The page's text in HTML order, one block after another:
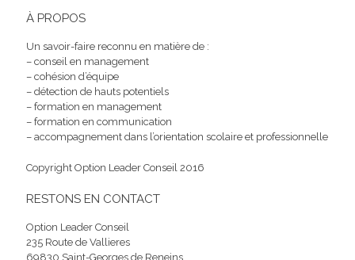
À PROPOS
Un savoir-faire reconnu en matière de :
– conseil en management
– cohésion d’équipe
– détection de hauts potentiels
– formation en management
– formation en communication
– accompagnement dans l’orientation scolaire et professionnelle
Copyright Option Leader Conseil 2016
RESTONS EN CONTACT
Option Leader Conseil
235 Route de Vallieres
69830 Saint-Georges de Reneins